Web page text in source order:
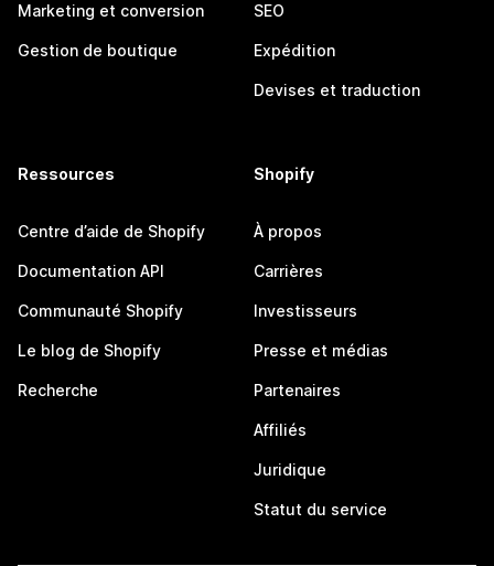
Marketing et conversion
Gestion de boutique
SEO
Expédition
Devises et traduction
Ressources
Centre d’aide de Shopify
Documentation API
Communauté Shopify
Le blog de Shopify
Recherche
Shopify
À propos
Carrières
Investisseurs
Presse et médias
Partenaires
Affiliés
Juridique
Statut du service